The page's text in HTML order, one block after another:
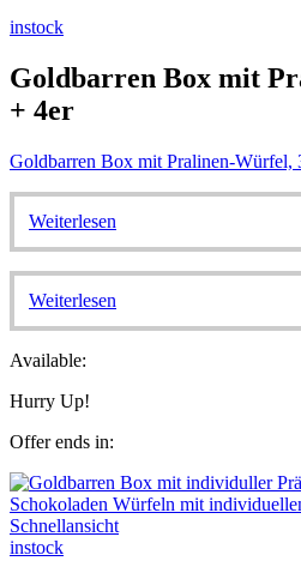
instock
Goldbarren Box mit
+ 4er
Goldbarren Box mit Pralinen-Würfel,
Weiterlesen
Weiterlesen
Available:
Hurry Up!
Offer ends in:
Schnellansicht
instock